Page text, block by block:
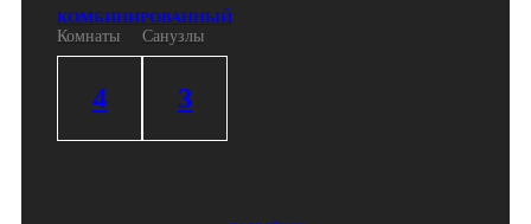
КОМБИНИРОВАННЫЙ
Комнаты
4
Санузлы
3